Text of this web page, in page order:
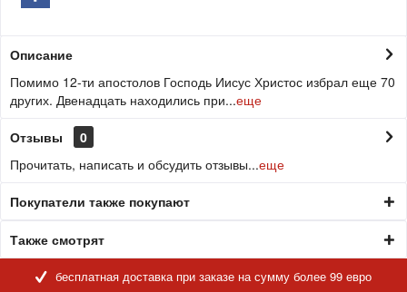
Описание
Помимо 12-ти апостолов Господь Иисус Христос избрал еще 70
других. Двенадцать находились при...еще
Отзывы
0
Прочитать, написать и обсудить отзывы...еще
Покупатели также покупают
Также смотрят
бесплатная доставка при заказе на сумму более 99 евро